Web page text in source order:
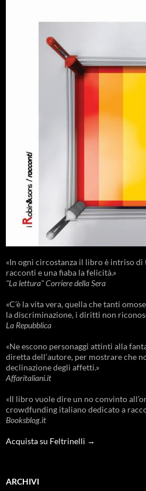
«In ogni circostanza il libro è intriso di
racconti e una fiaba la felicità.»
"La lettura" Corriere della Sera
«C’è la vita vera, quella che tanti
la discriminazione, i diritti non
La Repubblica
«Ne escono personaggi attinti alla
diretta dell’autore, per mostrare che
declinazione degli affetti.»
Affaritaliani.it
«Il libro vuole dire un no convinto
crowdfunding italiano dedicato a
Booksblog.it
Acquista su Feltrinelli →
ARCHIVI